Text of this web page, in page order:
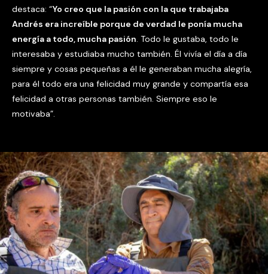
destaca: “Yo creo que la pasión con la que trabajaba
Andrés era increíble porque de verdad le ponía mucha
energía a todo, mucha pasión. Todo le gustaba, todo le
interesaba y estudiaba mucho también. Él vivía el día a día
siempre y cosas pequeñas a él le generaban mucha alegría,
para él todo era una felicidad muy grande y compartía esa
felicidad a otras personas también. Siempre eso le
motivaba”.